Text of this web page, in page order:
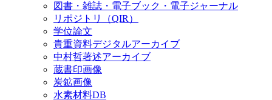
図書・雑誌・電子ブック・電子ジャーナル
リポジトリ（QIR）
学位論文
貴重資料デジタルアーカイブ
中村哲著述アーカイブ
蔵書印画像
炭鉱画像
水素材料DB